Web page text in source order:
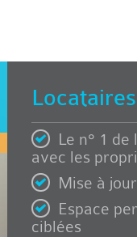
Locataires
Le n° 1
avec les
Mise à
Espace
ciblées